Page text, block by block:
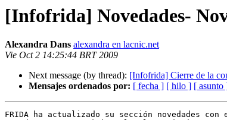
[Infofrida] Novedades-
Alexandra Dans alexandra en lacnic.net
Vie Oct 2 14:25:44 BRT 2009
Next message (by thread): [Infofrida] Cierre de la
Mensajes ordenados por: [ fecha ] [ hilo ] [ asunto
FRIDA ha actualizado su sección novedades